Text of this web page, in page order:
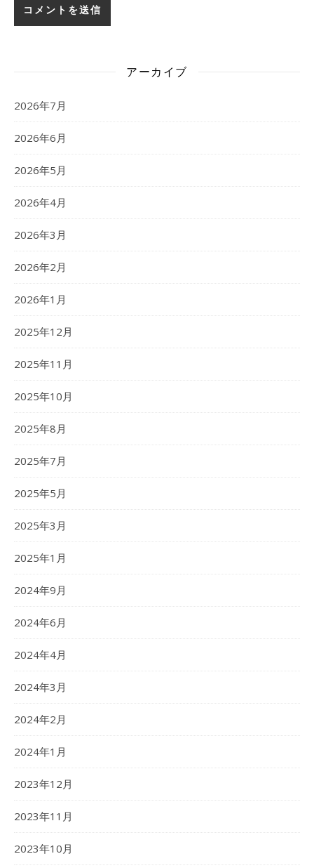
アーカイブ
2026年7月
2026年6月
2026年5月
2026年4月
2026年3月
2026年2月
2026年1月
2025年12月
2025年11月
2025年10月
2025年8月
2025年7月
2025年5月
2025年3月
2025年1月
2024年9月
2024年6月
2024年4月
2024年3月
2024年2月
2024年1月
2023年12月
2023年11月
2023年10月